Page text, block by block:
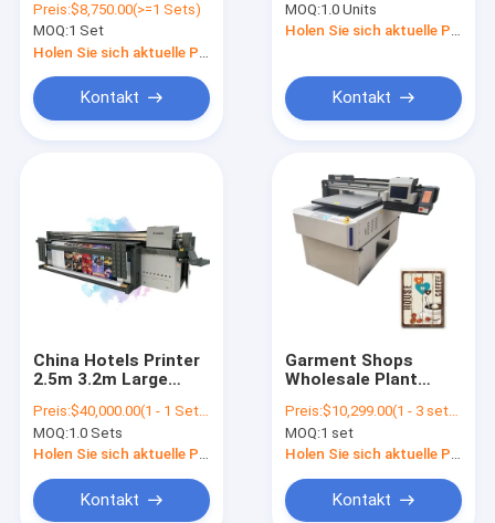
Leather Letop
4Heads China UV
Printer
Preis:$8,750.00(>=1 Sets)
MOQ:1 Set
Kontakt
Screen Batch Coder
TIJ Portable
Printer With Good
Price
MOQ:1.0 Units
Holen Sie sich aktuelle Preis
Kontakt
China Hotels Printer
2.5m 3.2m Large
Poster Inkjet Plotter
UV Led Hybrid Printer
Preis:$40,000.00(1 - 1 Sets) $25,000.00(>=2 Sets)
MOQ:1.0 Sets
Holen Sie sich aktuelle Preis
Kontakt
Garment Shops
Wholesale Plant
Inkjet Machine Eco
Digital Hybrid UV
Flatbed Printer
Preis:$10,299.00(1 - 3 sets) $9,699.00(4 - 9 sets) $9,399.00(>=10 sets)
MOQ:1 set
Holen Sie sich aktuelle Preis
Kontakt